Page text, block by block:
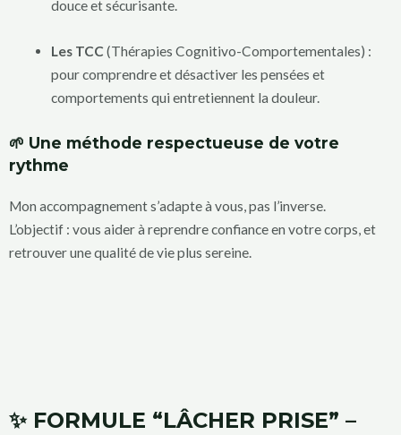
douce et sécurisante.
Les TCC (Thérapies Cognitivo-Comportementales) :
pour comprendre et désactiver les pensées et
comportements qui entretiennent la douleur.
🌱 Une méthode respectueuse de votre
rythme
Mon accompagnement s’adapte à vous, pas l’inverse.
L’objectif : vous aider à reprendre confiance en votre corps, et
retrouver une qualité de vie plus sereine.
✨ FORMULE “LÂCHER PRISE” –